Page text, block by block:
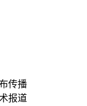
传播
报道